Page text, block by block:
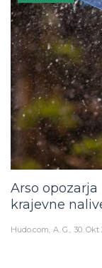
Arso
krajevne
Hudo.com A. G. 30. Okt